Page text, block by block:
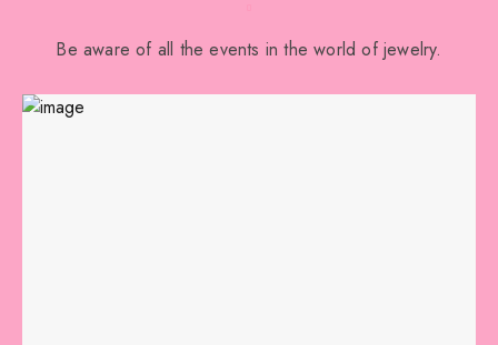
Be aware of all the events in the world of jewelry.